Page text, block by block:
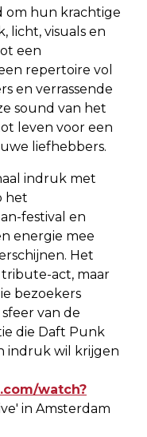
om hun krachtige
licht, visuals en
een
repertoire vol
en verrassende
sound van het
leven voor een
liefhebbers.
indruk met
het
festival en
energie mee
Het
act, maar
bezoekers
van de
die Daft Punk
indruk wil krijgen
watch?
in Amsterdam